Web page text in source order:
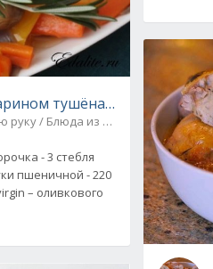
тушёная в духовке:
руку / Блюда из мяса и птицы
- 3 стебля
пшеничной - 220
– оливкового